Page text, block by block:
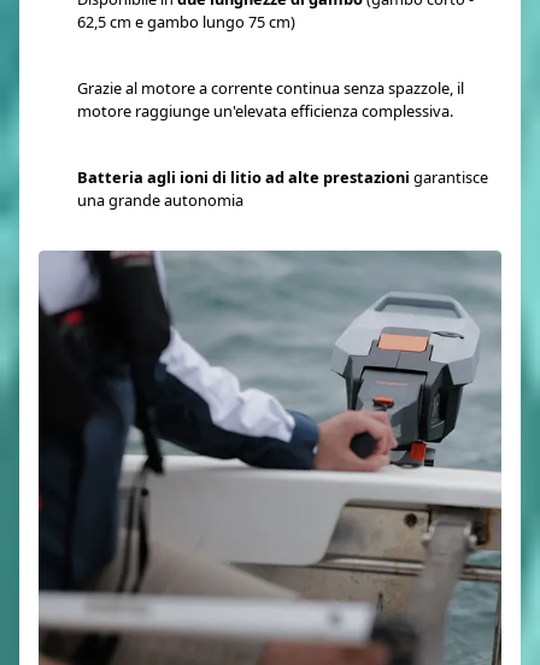
62,5 cm e gambo lungo 75 cm)
Grazie al motore a corrente continua senza spazzole, il
motore raggiunge un'elevata efficienza complessiva.
Batteria agli ioni di litio ad alte prestazioni garantisce
una grande autonomia